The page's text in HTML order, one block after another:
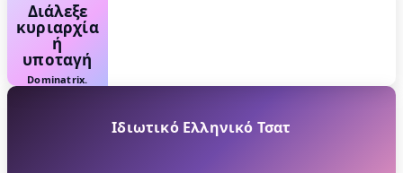
Διάλεξε
κυριαρχία
ή
υποταγή
Dominatrix.
Ιδιωτικό Ελληνικό Τσατ